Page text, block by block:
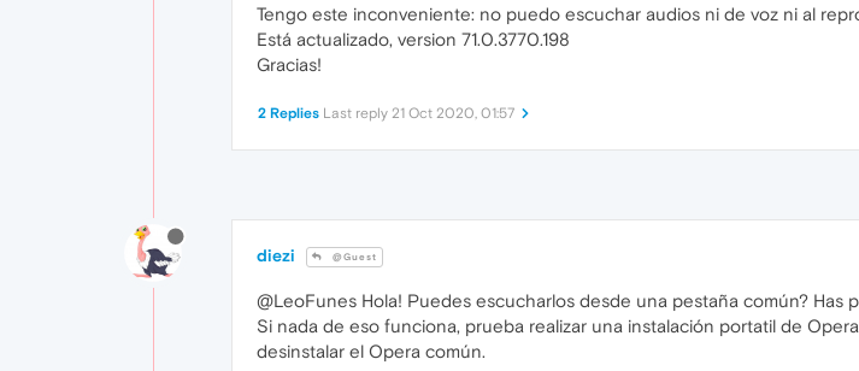
Tengo este inconveniente: no puedo escuchar audios ni de voz ni al
Está actualizado, version 71.0.3770.198
Gracias!
2 Replies Last reply 21 Oct 2020, 01:57
diezi @Guest
@LeoFunes Hola! Puedes escucharlos desde una pestaña común? Has
Si nada de eso funciona, prueba realizar una instalación portatil de
desinstalar el Opera común.